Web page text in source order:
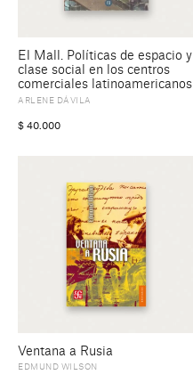
El Mall. Políticas de espacio y
clase social en los centros
comerciales latinoamericanos
ARLENE DÁVILA
$ 40.000
Ventana a Rusia
EDMUND WILSON